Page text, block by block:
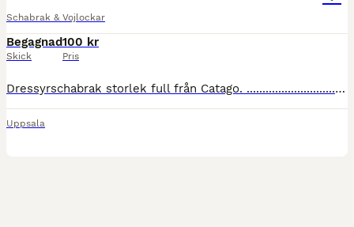
Schabrak & Vojlockar
Begagnad
Skick
100 kr
Pris
Dressyrschabrak storlek full från Catago. .........................................................
Uppsala